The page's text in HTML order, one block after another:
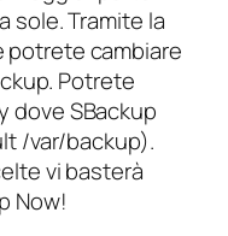
sole. Tramite la
potrete cambiare
Potrete
dove SBackup
/var/backup).
vi basterà
Now!